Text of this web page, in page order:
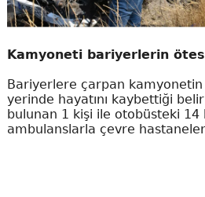
Kamyoneti bariyerlerin
Bariyerlere çarpan
yerinde hayatını kaybettiği
bulunan 1 kişi ile otobüsteki 14
ambulanslarla çevre